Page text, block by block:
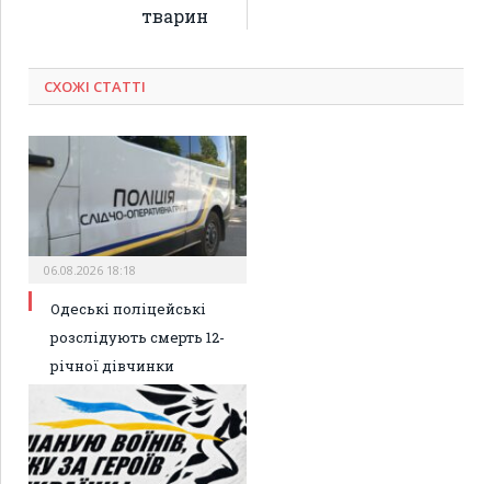
тварин
СХОЖІ СТАТТІ
06.08.2026 18:18
Одеські поліцейські
розслідують смерть 12-
річної дівчинки